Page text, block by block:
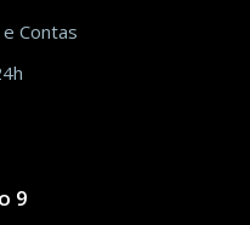
Contas
9